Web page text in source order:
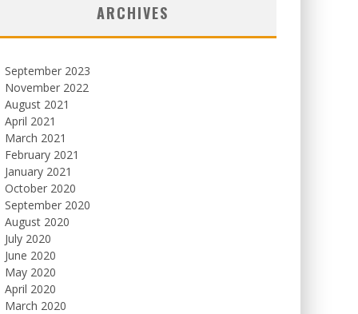
ARCHIVES
September 2023
November 2022
August 2021
April 2021
March 2021
February 2021
January 2021
October 2020
September 2020
August 2020
July 2020
June 2020
May 2020
April 2020
March 2020